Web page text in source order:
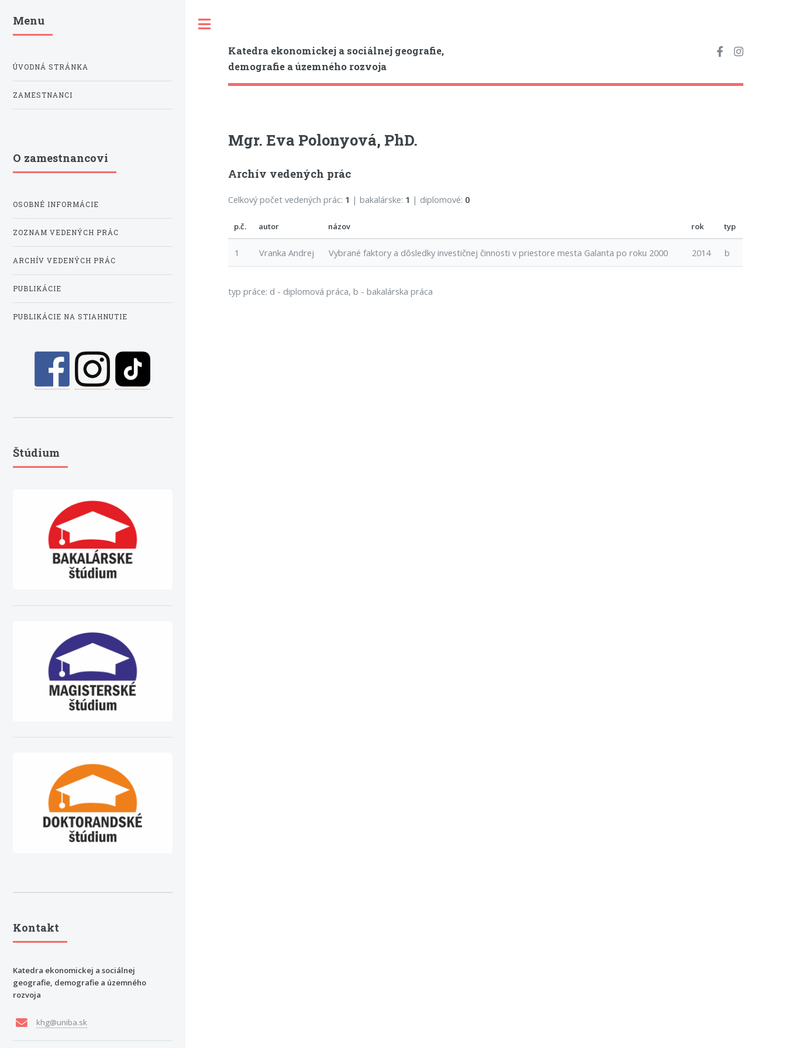
Katedra ekonomickej a sociálnej geografie,
demografie a územného rozvoja
Mgr. Eva Polonyová, PhD.
Archív vedených prác
Celkový počet vedených prác: 1 | bakalárske: 1 | diplomové: 0
p.č. autor názov rok typ
1 Vranka Andrej Vybrané faktory a dôsledky investičnej činnosti v priestore mesta Galanta po roku 2000 2014 b
typ práce: d - diplomová práca, b - bakalárska práca
Menu
ÚVODNÁ STRÁNKA
ZAMESTNANCI
O zamestnancovi
OSOBNÉ INFORMÁCIE
ZOZNAM VEDENÝCH PRÁC
ARCHÍV VEDENÝCH PRÁC
PUBLIKÁCIE
PUBLIKÁCIE NA STIAHNUTIE
Štúdium
Kontakt
Katedra ekonomickej a sociálnej
geografie, demografie a územného
rozvoja
khg@uniba.sk